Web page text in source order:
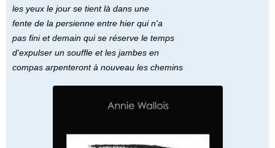
les yeux le jour se tient là dans une
fente de la persienne entre hier qui n'a
pas fini et demain qui se réserve le temps
d'expulser un souffle et les jambes en
compas arpenteront à nouveau les chemins